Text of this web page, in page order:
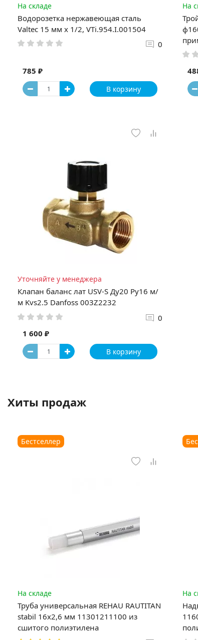
На складе
Водорозетка нержавеющая сталь
Valtec 15 мм x 1/2, VTi.954.I.001504
0
785 ₽
В корзину
На
Уточняйте у менеджера
Клапан баланс лат USV-S Ду20 Ру16 м/
м Kvs2.5 Danfoss 003Z2232
0
1 600 ₽
В корзину
Хиты продаж
Бестселлер
На складе
Труба универсальная REHAU RAUTITAN
stabil 16х2,6 мм 11301211100 из
сшитого полиэтилена
На